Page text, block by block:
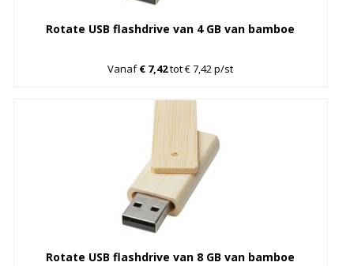
Rotate USB flashdrive van 4 GB van bamboe
Vanaf€ 7,42tot € 7,42 p/st
Rotate USB flashdrive van 8 GB van bamboe